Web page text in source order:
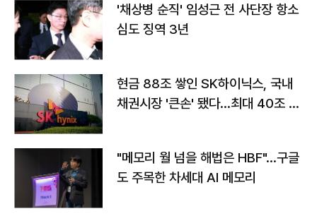
'채상병 순직' 임성근 전 사단장 항소
심도 징역 3년
현금 88조 쌓인 SK하이닉스, 국내
채권시장 '큰손' 됐다…최대 40조 투
"메모리 월 넘을 해법은 HBF"…구글
도 주목한 차세대 AI 메모리